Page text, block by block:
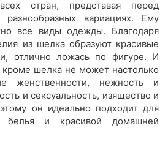
стран, представая перед
вариациях. Ему
все виды одежды. Благодаря
из шелка образуют красивые
отлично ложась по фигуре. И
кроме шелка не может настолько
женственности, нежность и
и сексуальность, изящество и
он идеально подходит для
белья и красивой домашней